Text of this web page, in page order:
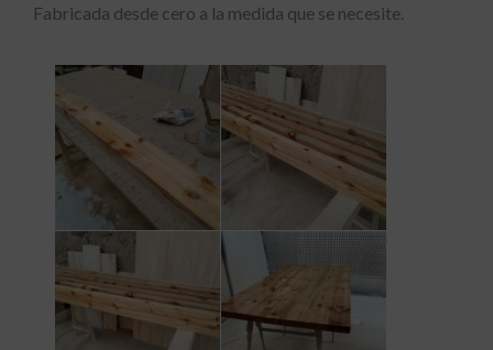
Fabricada desde cero a la medida que se necesite.